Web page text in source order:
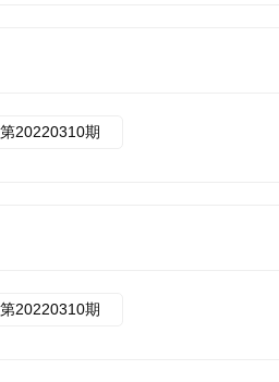
第20220310期
第20220310期